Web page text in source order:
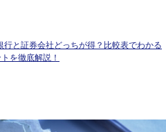
行と証券会社どっちが得？比較表でわかる
を徹底解説！